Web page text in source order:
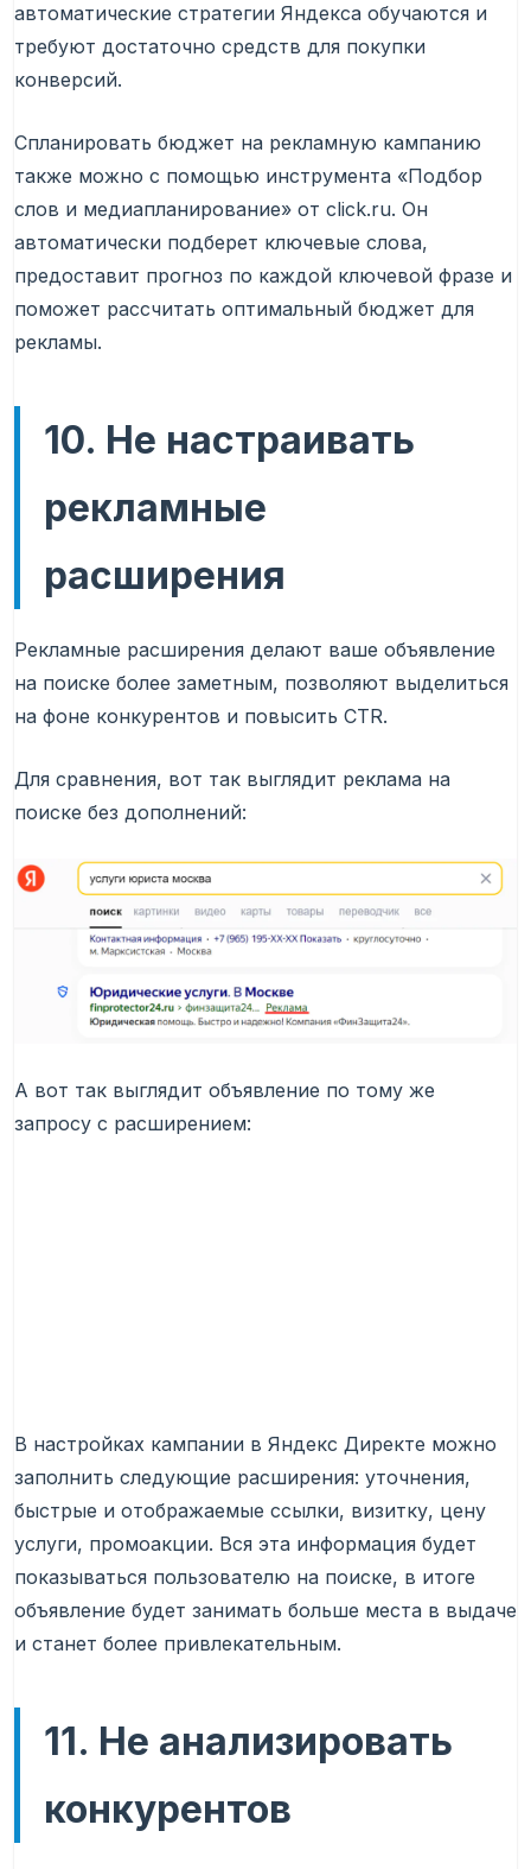
автоматические стратегии Яндекса обучаются и
требуют достаточно средств для покупки
конверсий.
Спланировать бюджет на рекламную кампанию
также можно с помощью инструмента «Подбор
слов и медиапланирование» от click.ru. Он
автоматически подберет ключевые слова,
предоставит прогноз по каждой ключевой фразе и
поможет рассчитать оптимальный бюджет для
рекламы.
10. Не настраивать
рекламные
расширения
Рекламные расширения делают ваше объявление
на поиске более заметным, позволяют выделиться
на фоне конкурентов и повысить CTR.
Для сравнения, вот так выглядит реклама на
поиске без дополнений:
А вот так выглядит объявление по тому же
запросу с расширением:
В настройках кампании в Яндекс Директе можно
заполнить следующие расширения: уточнения,
быстрые и отображаемые ссылки, визитку, цену
услуги, промоакции. Вся эта информация будет
показываться пользователю на поиске, в итоге
объявление будет занимать больше места в выдаче
и станет более привлекательным.
11. Не анализировать
конкурентов